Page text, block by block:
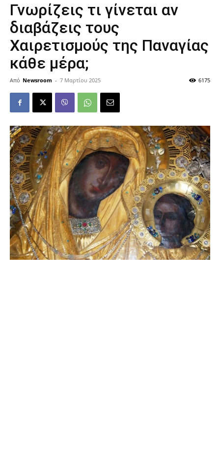
Γνωρίζεις τι γίνεται αν
διαβάζεις τους
Χαιρετισμούς της Παναγίας
κάθε μέρα;
Από Newsroom - 7 Μαρτίου 2025 6175